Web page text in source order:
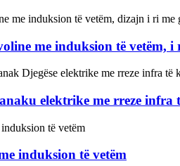
me induksion të vetëm, i
elektrike me rreze infra
induksion të vetëm